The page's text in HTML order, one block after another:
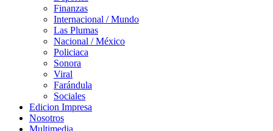
Finanzas
Internacional / Mundo
Las Plumas
Nacional / México
Policiaca
Sonora
Viral
Farándula
Sociales
Edicion Impresa
Nosotros
Multimedia